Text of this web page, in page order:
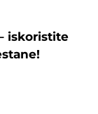
iskoristite